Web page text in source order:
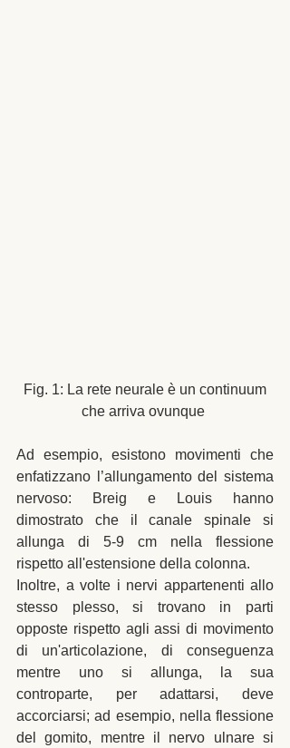
che arriva ovunque
Ad esempio, esistono movimenti che
enfatizzano l’allungamento del sistema
nervoso: Breig e Louis hanno
dimostrato che il canale spinale si
allunga di 5-9 cm nella flessione
rispetto all'estensione della colonna.
Inoltre, a volte i nervi appartenenti allo
stesso plesso, si trovano in parti
opposte rispetto agli assi di movimento
di un'articolazione, di conseguenza
mentre uno si allunga, la sua
controparte, per adattarsi, deve
accorciarsi; ad esempio, nella flessione
del gomito, mentre il nervo ulnare si